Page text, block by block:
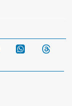
Telegram WhatsApp